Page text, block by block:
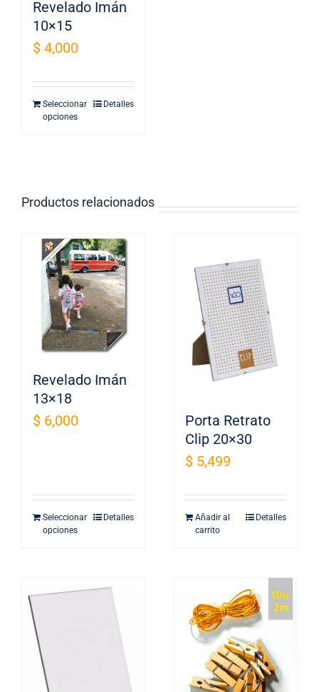
Revelado Imán
10×15
$ 4,000
Seleccionar
opciones
Detalles
Productos relacionados
Revelado Imán
13×18
$ 6,000
Seleccionar
opciones
Detalles
Porta Retrato
Clip 20×30
$ 5,499
Añadir al
carrito
Detalles